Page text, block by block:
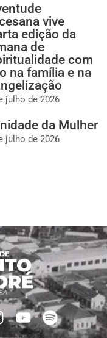
vive
edição da
de
com
na família e na
julho de 2026
da Mulher
julho de 2026